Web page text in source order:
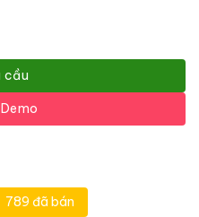
cầu
789 đã bán